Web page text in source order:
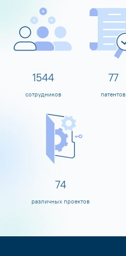
1600
сотрудников
80
патентов
80
различных проектов